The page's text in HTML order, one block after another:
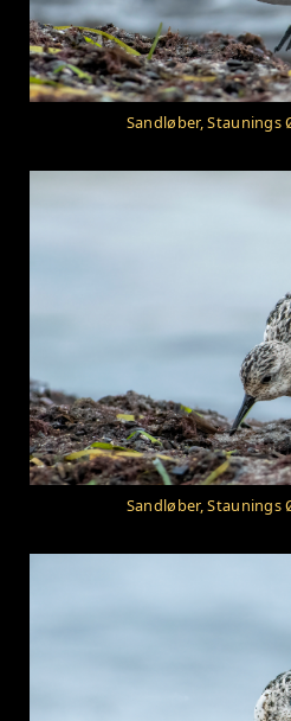
Sandløber, Staunings
Sandløber, Staunings